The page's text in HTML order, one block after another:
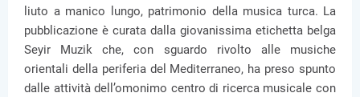
liuto a manico lungo, patrimonio della musica turca. La
pubblicazione è curata dalla giovanissima etichetta belga
Seyir Muzik che, con sguardo rivolto alle musiche
orientali della periferia del Mediterraneo, ha preso spunto
dalle attività dell’omonimo centro di ricerca musicale con